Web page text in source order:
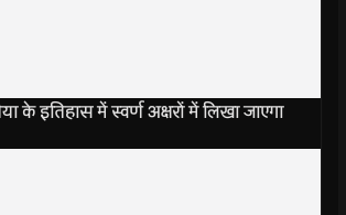
के इतिहास में स्वर्ण अक्षरों में लिखा जाएगा